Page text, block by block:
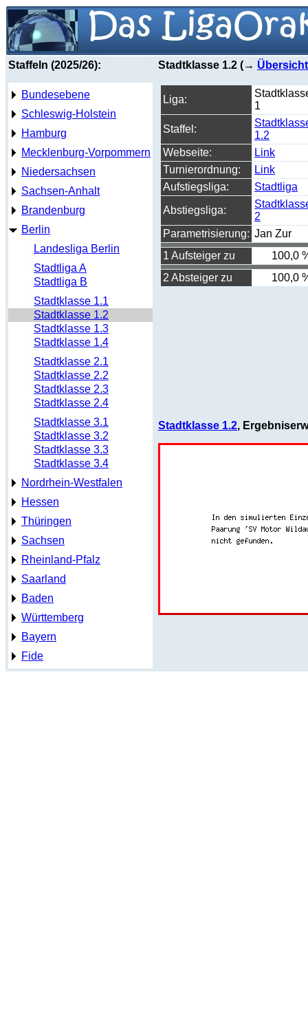
Staffeln (2025/26):
Bundesebene
Schleswig-Holstein
Hamburg
Mecklenburg-Vorpommern
Niedersachsen
Sachsen-Anhalt
Brandenburg
Berlin
Landesliga Berlin
Stadtliga A
Stadtliga B
Stadtklasse 1.1
Stadtklasse 1.2
Stadtklasse 1.3
Stadtklasse 1.4
Stadtklasse 2.1
Stadtklasse 2.2
Stadtklasse 2.3
Stadtklasse 2.4
Stadtklasse 3.1
Stadtklasse 3.2
Stadtklasse 3.3
Stadtklasse 3.4
Nordrhein-Westfalen
Hessen
Thüringen
Sachsen
Rheinland-Pfalz
Saarland
Baden
Württemberg
Bayern
Fide
Stadtklasse 1.2 (→ Übersicht
Liga:
1
Staffel:
1.2
Webseite:
Link
Turnierordnung:
Link
Aufstiegsliga:
Stadtliga
Abstiegsliga:
2
Parametrisierung: Jan Zur
1 Aufsteiger zu
100,0
2 Absteiger zu
100,0
Stadtklasse 1.2,